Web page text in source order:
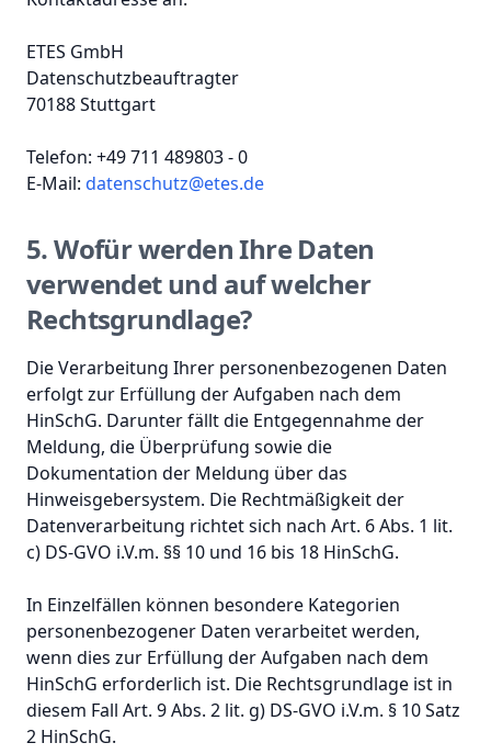
ETES GmbH
Datenschutzbeauftragter
70188 Stuttgart
Telefon: +49 711 489803 - 0
E-Mail: datenschutz@etes.de
5. Wofür werden Ihre Daten
verwendet und auf welcher
Rechtsgrundlage?
Die Verarbeitung Ihrer personenbezogenen Daten
erfolgt zur Erfüllung der Aufgaben nach dem
HinSchG. Darunter fällt die Entgegennahme der
Meldung, die Überprüfung sowie die
Dokumentation der Meldung über das
Hinweisgebersystem. Die Rechtmäßigkeit der
Datenverarbeitung richtet sich nach Art. 6 Abs. 1 lit.
c) DS-GVO i.V.m. §§ 10 und 16 bis 18 HinSchG.
In Einzelfällen können besondere Kategorien
personenbezogener Daten verarbeitet werden,
wenn dies zur Erfüllung der Aufgaben nach dem
HinSchG erforderlich ist. Die Rechtsgrundlage ist in
diesem Fall Art. 9 Abs. 2 lit. g) DS-GVO i.V.m. § 10 Satz
2 HinSchG.